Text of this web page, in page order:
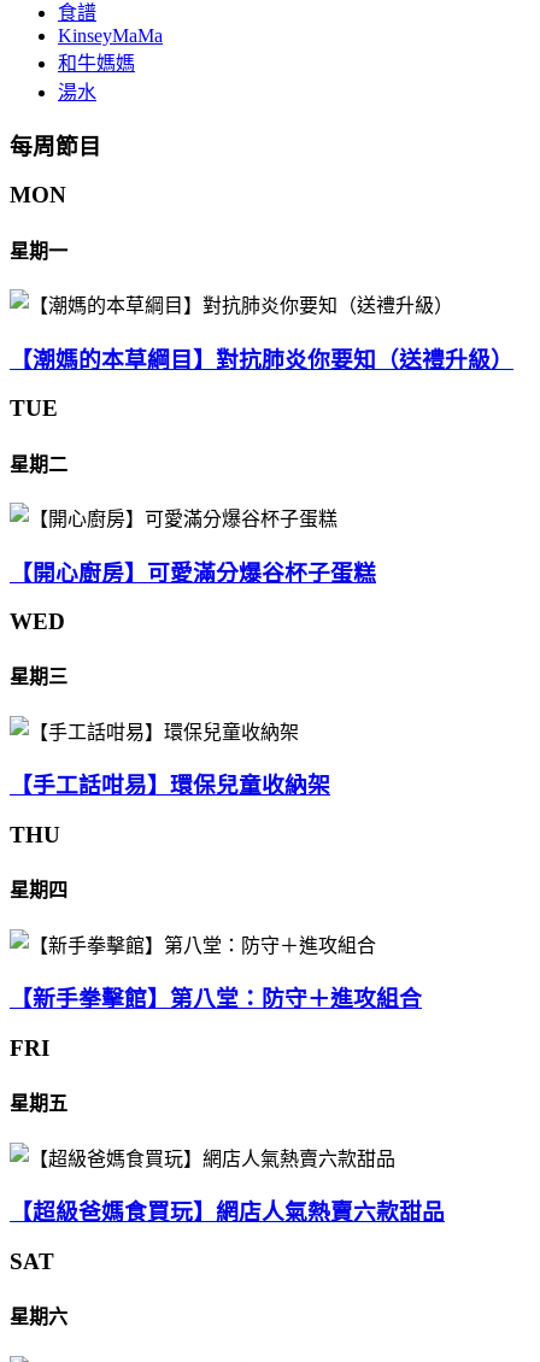
食譜
KinseyMaMa
和牛媽媽
湯水
每周節目
MON
星期一
【潮媽的本草綱目】對抗肺炎你要知（送禮升級）
TUE
星期二
【開心廚房】可愛滿分爆谷杯子蛋糕
WED
星期三
【手工話咁易】環保兒童收納架
THU
星期四
【新手拳擊館】第八堂：防守＋進攻組合
FRI
星期五
【超級爸媽食買玩】網店人氣熱賣六款甜品
SAT
星期六